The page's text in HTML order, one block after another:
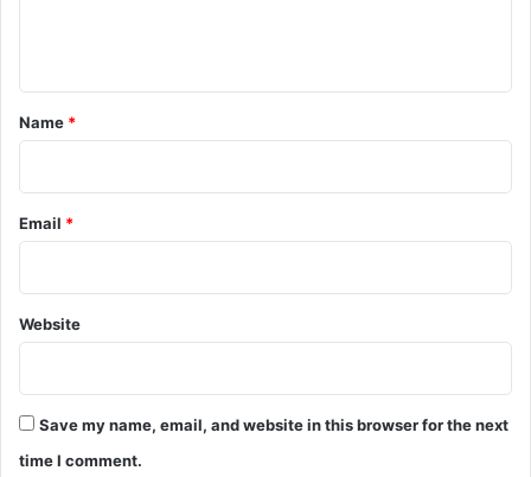
*
Name *
Email *
Website
Save my name, email, and website in this browser for the next
time I comment.